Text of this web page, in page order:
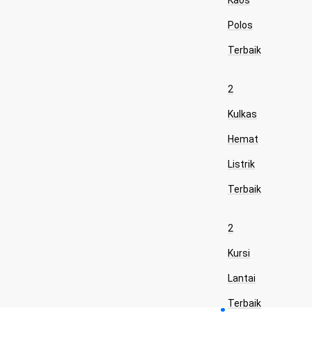
Polos
Terbaik
2
Kulkas
Hemat
Listrik
Terbaik
2
Kursi
Lantai
Terbaik